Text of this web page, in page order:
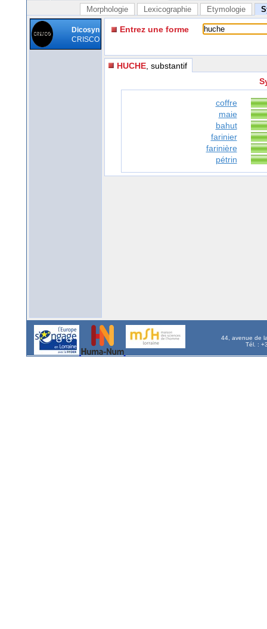
Morphologie Lexicographie Etymologie
Dicosyn
CRISCO
Entrez une forme
HUCHE , substantif
coffre
maie
bahut
farinier
farinière
pétrin
44, avenue de
Tél. :